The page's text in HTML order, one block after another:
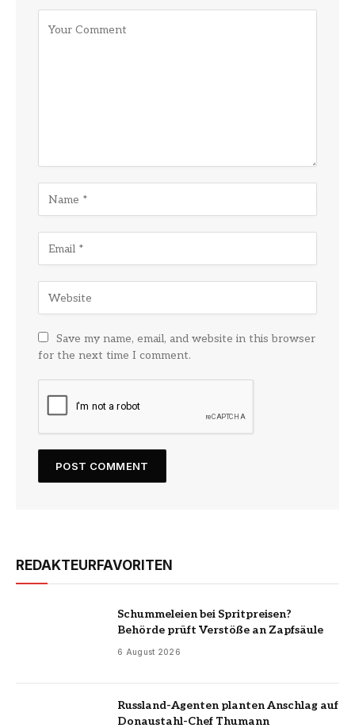
Save my name, email, and website in this browser
for the next time I comment.
REDAKTEURFAVORITEN
Schummeleien bei Spritpreisen?
Behörde prüft Verstöße an Zapfsäule
6 August 2026
Russland-Agenten planten Anschlag auf
Donaustahl-Chef Thumann